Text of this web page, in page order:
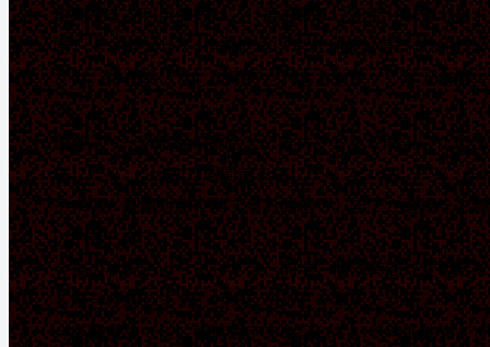
車椅子をご利用の方は、「最前列」「正面リングサイド
席」「リングサイドA席」のいずれかをお買い求めくだ
さい。付き添いとして同行される方もチケットが必要で
す。
鑑賞スペース確保の都合上、チケットをご購入いただき
ましたら、公演の1週間前までにディスクガレージ「車
子来場・配慮対応に関するお問合せ」までご連絡をお願
いいたします。
今後の状況によりましては、開場・開演時間が変更とな
る場合がありますことを、予めご了承ください。
今後開催までに、観覧規定を改訂していく可能性がござ